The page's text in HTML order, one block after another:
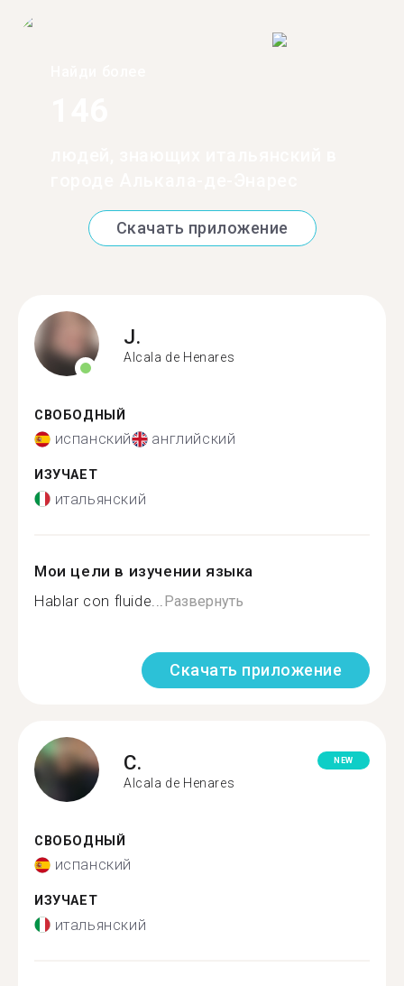
Скачать приложение
J.
Alcala de Henares
СВОБОДНЫЙ
испанский английский
ИЗУЧАЕТ
итальянский
Мои цели в изучении языка
Hablar con fluide... Развернуть
Скачать приложение
C.
Alcala de Henares
NEW
СВОБОДНЫЙ
испанский
ИЗУЧАЕТ
итальянский